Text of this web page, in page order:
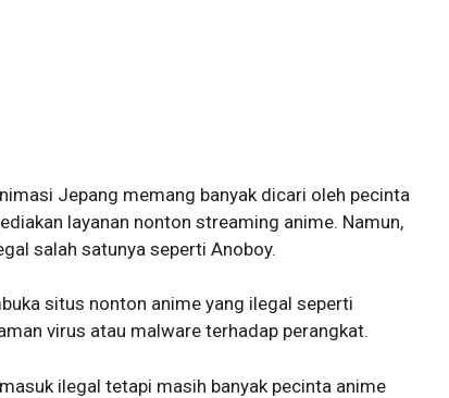
Jepang memang banyak dicari oleh pecinta
layanan nonton streaming anime. Namun,
salah satunya seperti Anoboy.
situs nonton anime yang ilegal seperti
virus atau malware terhadap perangkat.
ilegal tetapi masih banyak pecinta anime